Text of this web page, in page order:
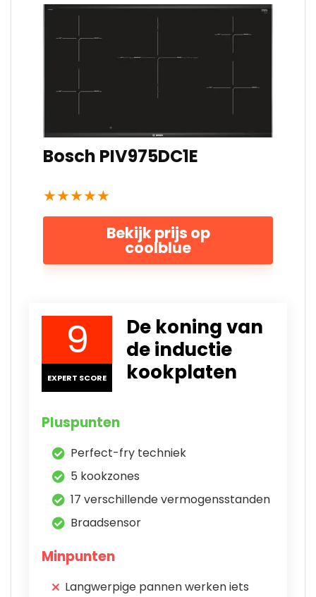
Bosch PIV975DC1E
★★★★★
Bekijk prijs op
coolblue
9
EXPERT SCORE
De koning van
de inductie
kookplaten
Pluspunten
Perfect-fry techniek
5 kookzones
17 verschillende vermogensstanden
Braadsensor
Minpunten
Langwerpige pannen werken iets